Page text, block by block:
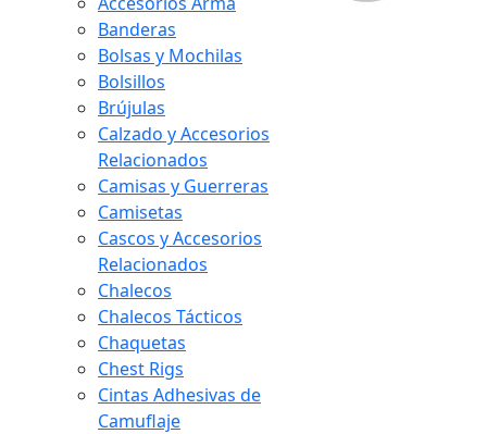
Banderas
Bolsas y Mochilas
Bolsillos
Brújulas
Calzado y Accesorios
Relacionados
Camisas y Guerreras
Camisetas
Cascos y Accesorios
Relacionados
Chalecos
Chalecos Tácticos
Chaquetas
Chest Rigs
Cintas Adhesivas de
Camuflaje